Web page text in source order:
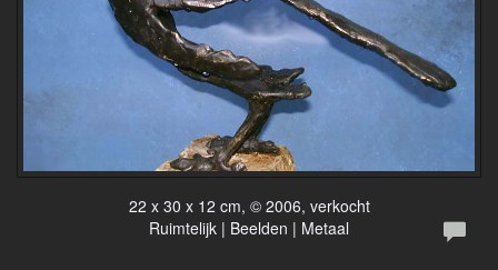
22 x 30 x 12 cm, © 2006, verkocht
Ruimtelijk | Beelden | Metaal